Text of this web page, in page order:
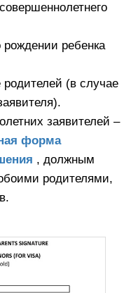
рождении ребенка
родителей (в случае
заявителей –
форма
, должным
родителями,